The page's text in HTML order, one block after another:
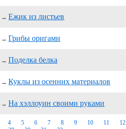
→Ежик из листьев
→Грибы оригами
→Поделка белка
→Куклы из осенних материалов
→На хэллоуин своими руками
4 5 6 7 8 9 10 11 12